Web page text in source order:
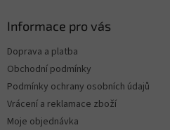
Informace pro vás
Doprava a platba
Obchodní podmínky
Podmínky ochrany osobních údajů
Vrácení a reklamace zboží
Moje objednávka